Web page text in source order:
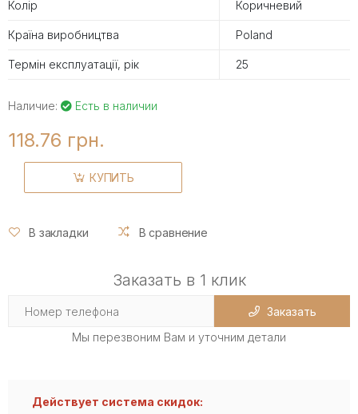
Колір Коричневий
Країна виробництва Poland
Термін експлуатації, рік 25
Наличие: Есть в наличии
118.76 грн.
КУПИТЬ
В закладки В сравнение
Заказать в 1 клик
Заказать
Мы перезвоним Вам и уточним детали
Действует система скидок: